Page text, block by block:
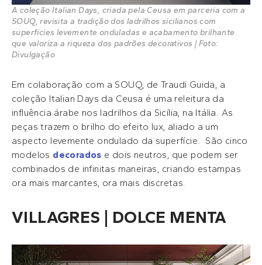
A coleção Italian Days, criada pela Ceusa em parceria com a
SOUQ, revisita a tradição dos ladrilhos sicilianos com
superfícies levemente onduladas e acabamento brilhante
que valoriza a riqueza dos padrões decorativos | Foto:
Divulgação
Em colaboração com a SOUQ, de Traudi Guida, a
coleção Italian Days da Ceusa é uma releitura da
influência árabe nos ladrilhos da Sicília, na Itália. As
peças trazem o brilho do efeito lux, aliado a um
aspecto levemente ondulado da superfície. São cinco
modelos decorados e dois neutros, que podem ser
combinados de infinitas maneiras, criando estampas
ora mais marcantes, ora mais discretas.
VILLAGRES | DOLCE MENTA